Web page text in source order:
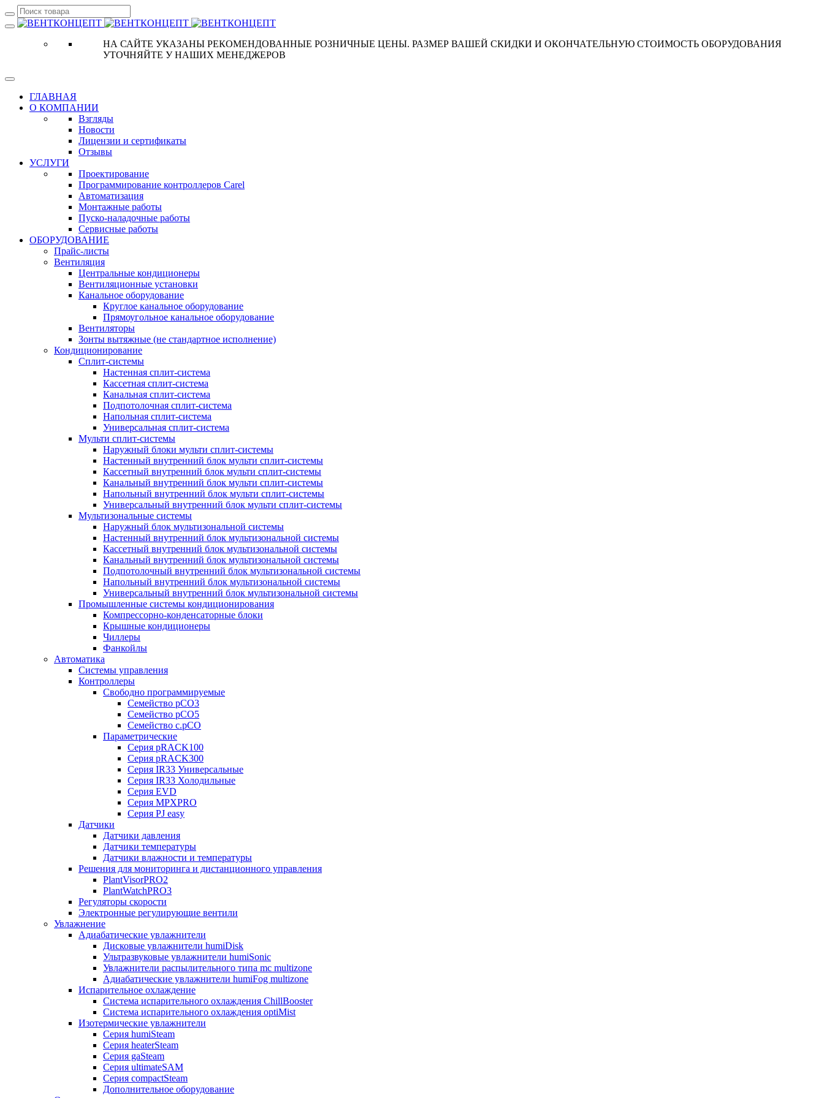
НА САЙТЕ УКАЗАНЫ РЕКОМЕНДОВАННЫЕ РОЗНИЧНЫЕ ЦЕНЫ. РАЗМЕР ВАШЕЙ СКИДКИ И ОКОНЧАТЕЛЬНУЮ СТОИМОСТЬ ОБОРУДОВАНИЯ
УТОЧНЯЙТЕ У НАШИХ МЕНЕДЖЕРОВ
ГЛАВНАЯ
О КОМПАНИИ
Взгляды
Новости
Лицензии и сертификаты
Отзывы
УСЛУГИ
Проектирование
Программирование контроллеров Carel
Автоматизация
Монтажные работы
Пуско-наладочные работы
Сервисные работы
ОБОРУДОВАНИЕ
Прайс-листы
Вентиляция
Центральные кондиционеры
Вентиляционные установки
Канальное оборудование
Круглое канальное оборудование
Прямоугольное канальное оборудование
Вентиляторы
Зонты вытяжные (не стандартное исполнение)
Кондиционирование
Сплит-системы
Настенная сплит-система
Кассетная сплит-система
Канальная сплит-система
Подпотолочная сплит-система
Напольная сплит-система
Универсальная сплит-система
Мульти сплит-системы
Наружный блоки мульти сплит-системы
Настенный внутренний блок мульти сплит-системы
Кассетный внутренний блок мульти сплит-системы
Канальный внутренний блок мульти сплит-системы
Напольный внутренний блок мульти сплит-системы
Универсальный внутренний блок мульти сплит-системы
Мультизональные системы
Наружный блок мультизональной системы
Настенный внутренний блок мультизональной системы
Кассетный внутренний блок мультизональной системы
Канальный внутренний блок мультизональной системы
Подпотолочный внутренний блок мультизональной системы
Напольный внутренний блок мультизональной системы
Универсальный внутренний блок мультизональной системы
Промышленные системы кондиционирования
Компрессорно-конденсаторные блоки
Крышные кондиционеры
Чиллеры
Фанкойлы
Автоматика
Системы управления
Контроллеры
Свободно программируемые
Семейство pCO3
Семейство pCO5
Семейство c.pCO
Параметрические
Серия pRACK100
Серия pRACK300
Серия IR33 Универсальные
Серия IR33 Холодильные
Серия EVD
Серия MPXPRO
Серия PJ easy
Датчики
Датчики давления
Датчики температуры
Датчики влажности и температуры
Решения для мониторинга и дистанционного управления
PlantVisorPRO2
PlantWatchPRO3
Регуляторы скорости
Электронные регулирующие вентили
Увлажнение
Адиабатические увлажнители
Дисковые увлажнители humiDisk
Ультразвуковые увлажнители humiSonic
Увлажнители распылительного типа mc multizone
Адиабатические увлажнители humiFog multizone
Испарительное охлаждение
Система испарительного охлаждения ChillBooster
Система испарительного охлаждения optiMist
Изотермические увлажнители
Серия humiSteam
Серия heaterSteam
Серия gaSteam
Серия ultimateSAM
Серия compactSteam
Дополнительное оборудование